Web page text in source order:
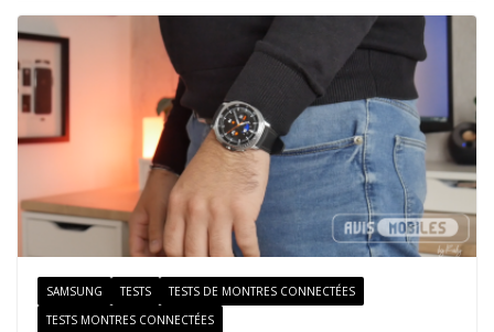
t
r
e
e
m
i
SAMSUNG TESTS
TESTS DE MONTRES CONNECTÉES
TESTS MONTRES CONNECTÉES